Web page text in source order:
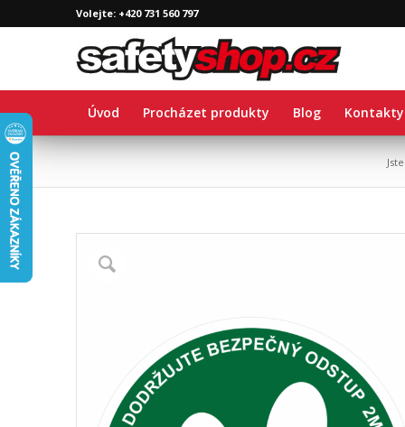
Volejte: +420 731 560 797
Úvod Procházet produkty Blog Kontakty